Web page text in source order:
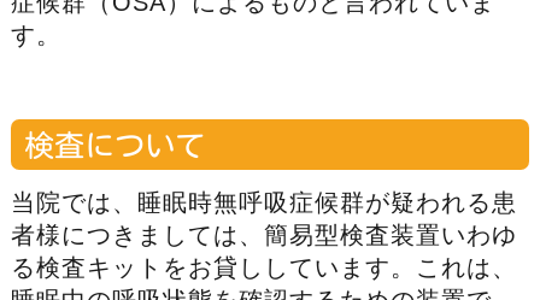
す。
検査について
当院では、睡眠時無呼吸症候群が疑われる患
者様につきましては、簡易型検査装置いわゆ
る検査キットをお貸ししています。これは、